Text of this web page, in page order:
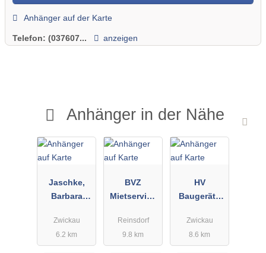
Anhänger auf der Karte
Telefon: (037607... anzeigen
Anhänger in der Nähe
Jaschke,
Barbara
leih
Zwickau
6.2 km
BVZ
Mietservice
Co. OHG
Reinsdorf
9.8 km
HV
Baugeräte
Zwickau
8.6 km